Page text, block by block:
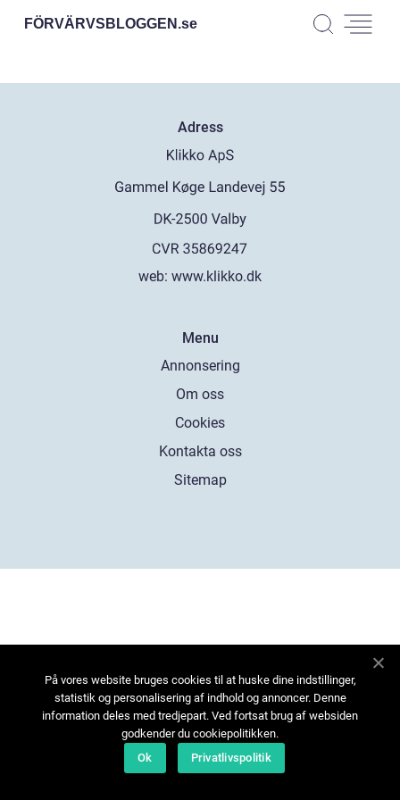
FÖRVÄRVSBLOGGEN.se
Adress
web: www.klikko.dk
Menu
Annonsering
Om oss
Cookies
Kontakta oss
Sitemap
På vores website bruges cookies til at huske dine indstillinger,
statistik og personalisering af indhold og annoncer. Denne
information deles med tredjepart. Ved fortsat brug af websiden
godkender du cookiepolitikken.
Ok
Privatlivspolitik